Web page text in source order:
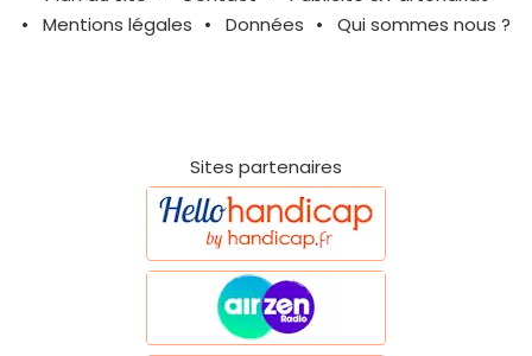
Mentions légales
Données Qui sommes nous ?
Sites partenaires